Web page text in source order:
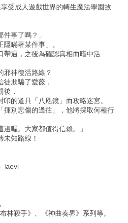
受成人遊戲世界的轉生魔法學園故
件事了嗎？」
瞞著某件事」。
帶過，之後為確認真相而暗中活
邪神復活路線？
欺騙了愛薇，
後，
的道具「八咫鏡」而攻略迷宮。
揮別悲傷的過往」，他將採取何種行
邊喔。大家都值得信賴。」
知路線！
林殺手》、《神曲奏界》系列等。